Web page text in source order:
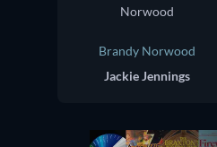
Brandy Norwood
Jackie Jennings